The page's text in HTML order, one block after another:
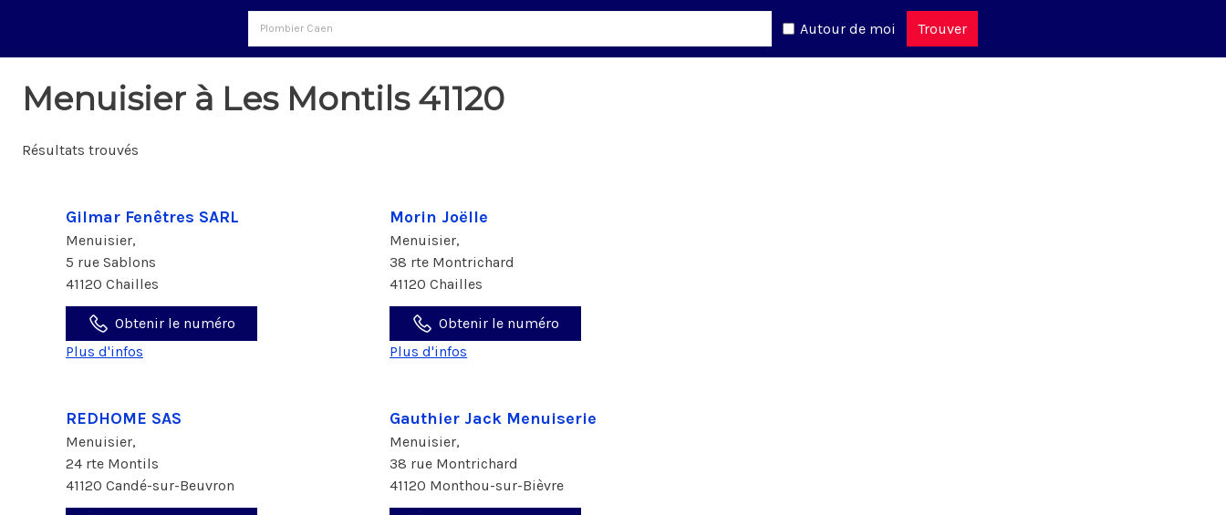
Autour de moi Trouver
Menuisier à Les Montils 41120
Résultats trouvés
Gilmar Fenêtres SARL
Menuisier,
5 rue Sablons
41120 Chailles
Obtenir le numéro
Plus d'infos
Morin Joëlle
Menuisier,
38 rte Montrichard
41120 Chailles
Obtenir le numéro
Plus d'infos
REDHOME SAS
Menuisier,
24 rte Montils
41120 Candé-sur-Beuvron
Gauthier Jack Menuiserie
Menuisier,
38 rue Montrichard
41120 Monthou-sur-Bièvre